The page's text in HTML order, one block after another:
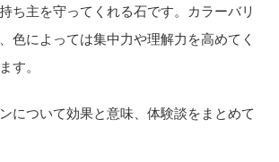
ち主を守ってくれる石です。カラーバリ
色によっては集中力や理解力を高めてく
す。
について効果と意味、体験談をまとめて